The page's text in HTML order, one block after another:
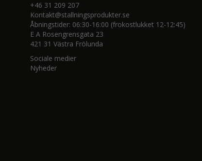
+46 31 209 207
Kontakt@stallningsprodukter.se
Åbningstider: 06:30-16:00 (frokostlukket 12-12:45)
E A Rosengrensgata 23
421 31 Västra Frölunda
Sociale medier
Nyheder